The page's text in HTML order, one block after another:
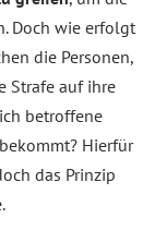
Doch wie erfolgt
die Personen,
Strafe auf ihre
betroffene
Hierfür
das Prinzip